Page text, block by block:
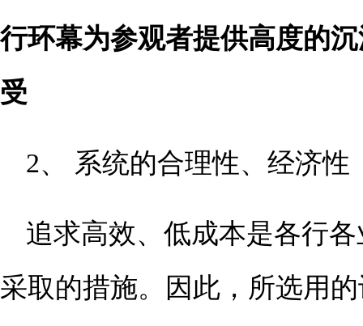
行环幕为参观者提供高度的
受
2、 系统的合理性、经济性
追求高效、低成本是各行
采取的措施。因此，所选用